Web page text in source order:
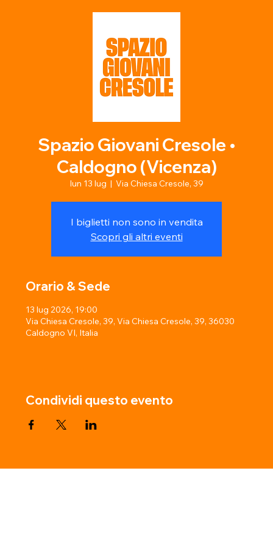
Spazio Giovani Cresole •
Caldogno (Vicenza)
lun 13 lug
  |
Via Chiesa Cresole, 39
I biglietti non sono in vendita
Scopri gli altri eventi
Orario & Sede
13 lug 2026, 19:00
Via Chiesa Cresole, 39, Via Chiesa Cresole, 39, 36030
Caldogno VI, Italia
Condividi questo evento